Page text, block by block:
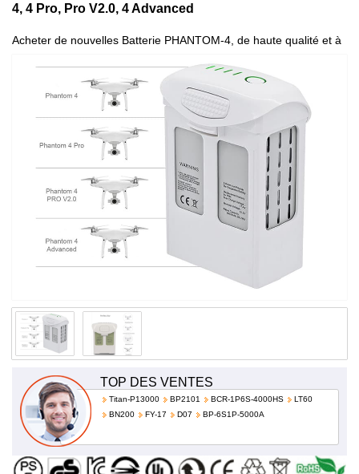
4, 4 Pro, Pro V2.0, 4 Advanced
Acheter de nouvelles Batterie PHANTOM-4, de haute qualité et à
bas prix!
TOP DES VENTES
Titan-P13000 BP2101 BCR-1P6S-4000HS
LT60
BN200
FY-17 D07 BP-6S1P-5000A